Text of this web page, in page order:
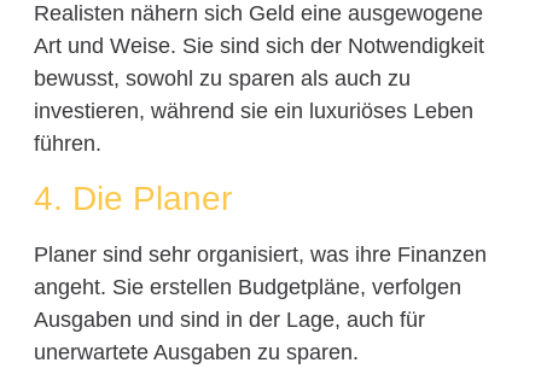
Realisten nähern sich Geld eine ausgewogene
Art und Weise. Sie sind sich der Notwendigkeit
bewusst, sowohl zu sparen als auch zu
investieren, während sie ein luxuriöses Leben
führen.
4. Die Planer
Planer sind sehr organisiert, was ihre Finanzen
angeht. Sie erstellen Budgetpläne, verfolgen
Ausgaben und sind in der Lage, auch für
unerwartete Ausgaben zu sparen.